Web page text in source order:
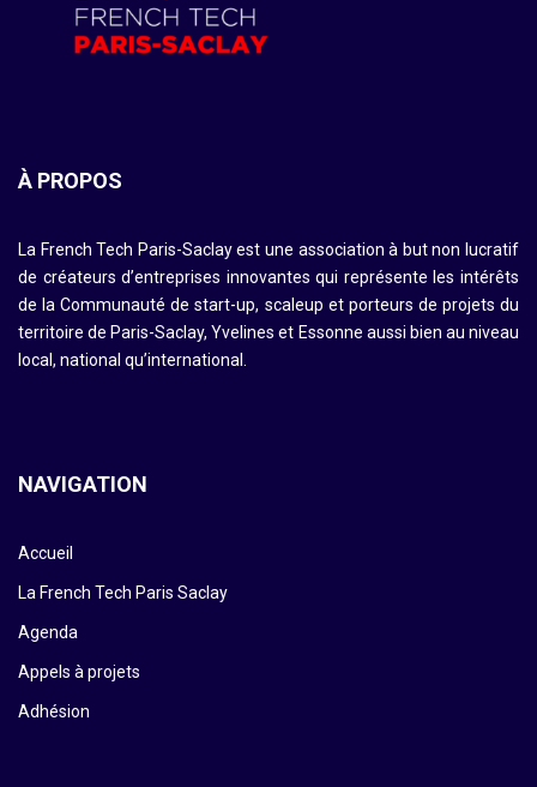
À PROPOS
La French Tech Paris-Saclay est une association à but non lucratif
de créateurs d’entreprises innovantes qui représente les intérêts
de la Communauté de start-up, scaleup et porteurs de projets du
territoire de Paris-Saclay, Yvelines et Essonne aussi bien au niveau
local, national qu’international.
NAVIGATION
Accueil
La French Tech Paris Saclay
Agenda
Appels à projets
Adhésion